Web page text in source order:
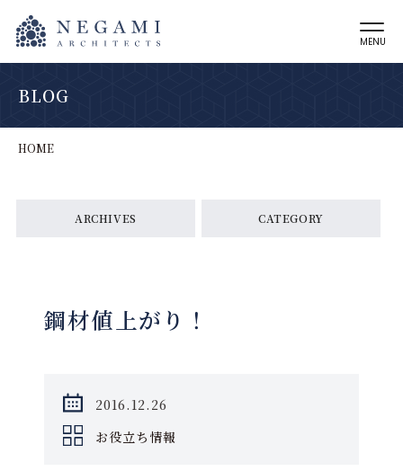
MENU
BLOG
HOME
ARCHIVES CATEGORY
鋼材値上がり！
2016.12.26
お役立ち情報